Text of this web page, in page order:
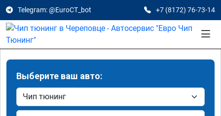
Telegram: @EuroCT_bot +7 (8172) 76-73-14
Выберите ваш авто: